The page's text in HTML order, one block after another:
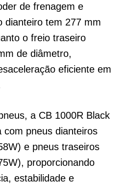
de frenagem e
dianteiro tem 277 mm
o freio traseiro
de diâmetro,
eficiente em
a CB 1000R Black
com pneus dianteiros
e pneus traseiros
proporcionando
estabilidade e